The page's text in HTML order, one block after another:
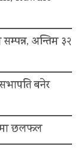
अन्तिम ३२
बनेर
छलफल